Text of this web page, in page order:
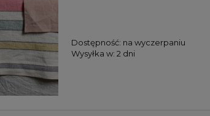
Dostępność: na wyczerpaniu
Wysyłka w: 2 dni